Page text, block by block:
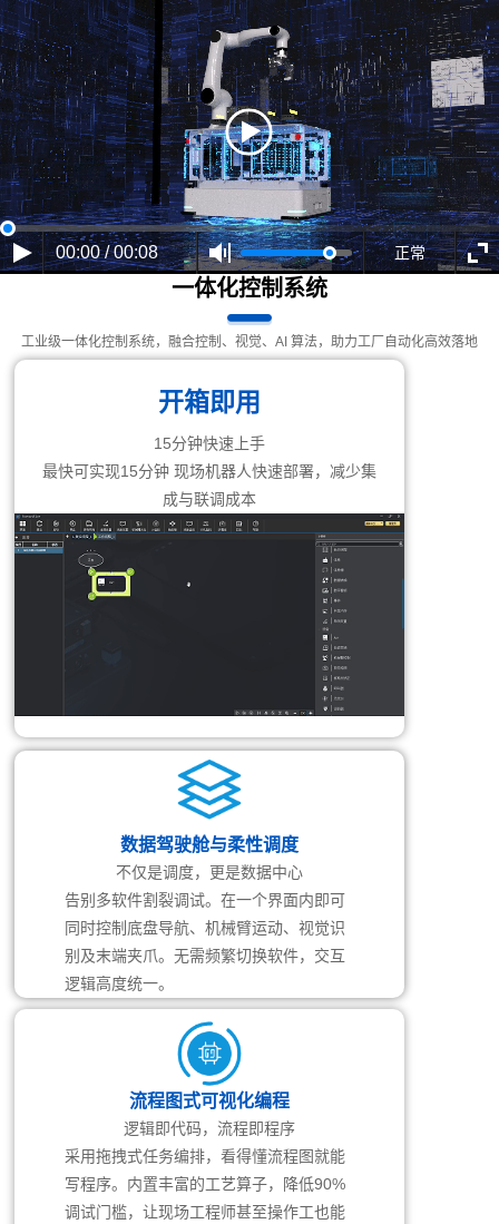
00:00 / 00:08 正常
一体化控制系统
工业级一体化控制系统，融合控制、视觉、AI 算法，助力工厂自动化高效落地
开箱即用
15分钟快速上手
最快可实现15分钟 现场机器人快速部署，减少集
成与联调成本
数据驾驶舱与柔性调度
不仅是调度，更是数据中心
告别多软件割裂调试。在一个界面内即可
同时控制底盘导航、机械臂运动、视觉识
别及末端夹爪。无需频繁切换软件，交互
逻辑高度统一。
流程图式可视化编程
逻辑即代码，流程即程序
采用拖拽式任务编排，看得懂流程图就能
写程序。内置丰富的工艺算子，降低90%
调试门槛，让现场工程师甚至操作工也能